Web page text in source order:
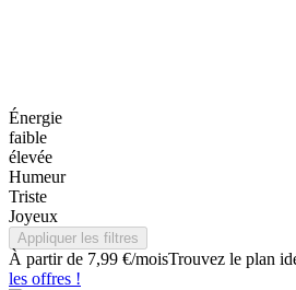
Énergie
faible
élevée
Humeur
Triste
Joyeux
Appliquer les filtres
À partir de 7,99 €/moisTrouvez le plan
les offres !